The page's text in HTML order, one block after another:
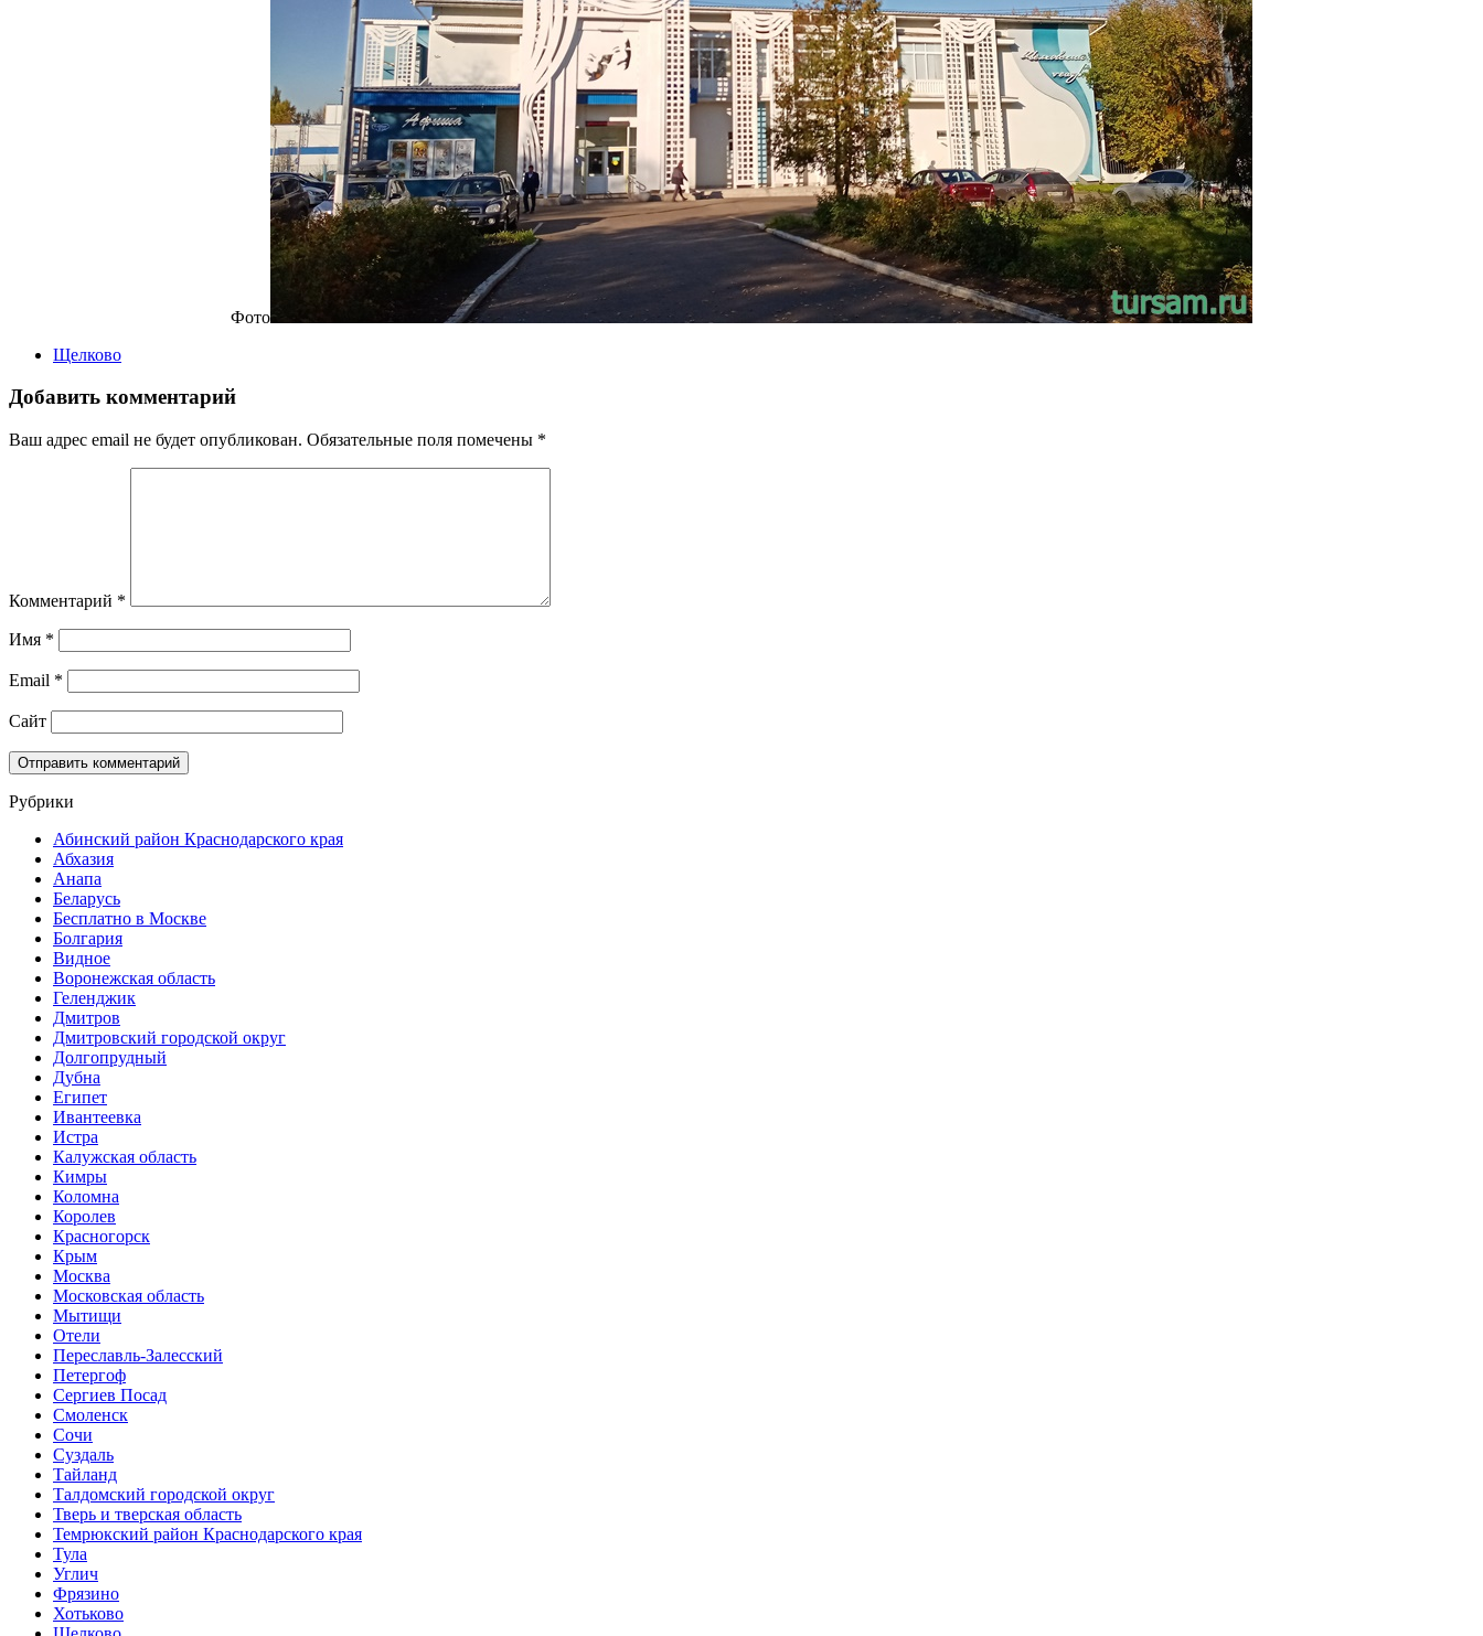
Фото
Щелково
Добавить комментарий
Ваш адрес email не будет опубликован. Обязательные поля помечены *
Комментарий *
Имя *
Email *
Сайт
Рубрики
Абинский район Краснодарского края
Абхазия
Анапа
Беларусь
Бесплатно в Москве
Болгария
Видное
Воронежская область
Геленджик
Дмитров
Дмитровский городской округ
Долгопрудный
Дубна
Египет
Ивантеевка
Истра
Калужская область
Кимры
Коломна
Королев
Красногорск
Крым
Москва
Московская область
Мытищи
Отели
Переславль-Залесский
Петергоф
Сергиев Посад
Смоленск
Сочи
Суздаль
Тайланд
Талдомский городской округ
Тверь и тверская область
Темрюкский район Краснодарского края
Тула
Углич
Фрязино
Хотьково